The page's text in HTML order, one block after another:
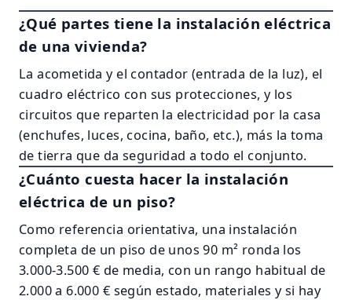
¿Qué partes tiene la instalación eléctrica
de una vivienda?
La acometida y el contador (entrada de la luz), el
cuadro eléctrico con sus protecciones, y los
circuitos que reparten la electricidad por la casa
(enchufes, luces, cocina, baño, etc.), más la toma
de tierra que da seguridad a todo el conjunto.
¿Cuánto cuesta hacer la instalación
eléctrica de un piso?
Como referencia orientativa, una instalación
completa de un piso de unos 90 m² ronda los
3.000-3.500 € de media, con un rango habitual de
2.000 a 6.000 € según estado, materiales y si hay